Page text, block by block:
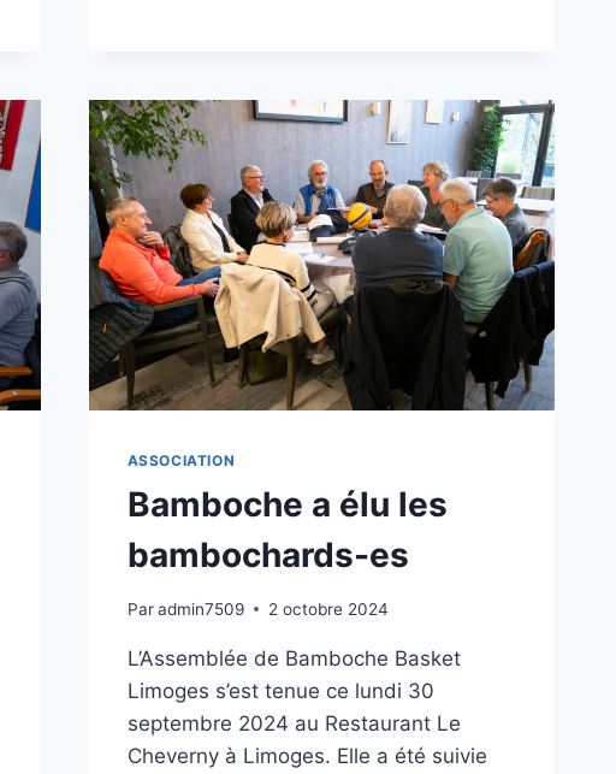
ASSOCIATION
Bamboche a élu les
bambochards-es
Par admin7509 2 octobre 2024
L’Assemblée de Bamboche Basket
Limoges s’est tenue ce lundi 30
septembre 2024 au Restaurant Le
Cheverny à Limoges. Elle a été suivie